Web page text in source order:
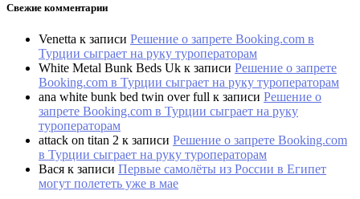
Свежие комментарии
Venetta к записи Решение о запрете Booking.com в
Турции сыграет на руку туроператорам
White Metal Bunk Beds Uk к записи Решение о запрете
Booking.com в Турции сыграет на руку туроператорам
ana white bunk bed twin over full к записи Решение о
запрете Booking.com в Турции сыграет на руку
туроператорам
attack on titan 2 к записи Решение о запрете Booking.com
в Турции сыграет на руку туроператорам
Вася к записи Первые самолёты из России в Египет
могут полететь уже в мае